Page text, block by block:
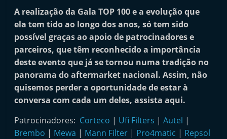
p
n
d
e
n
t
e
d
A realização da Gala TOP 100 e a evolução que
ela tem tido ao longo dos anos, só tem sido
possível graças ao apoio de patrocinadores e
parceiros, que têm reconhecido a importância
deste evento que já se tornou numa tradição no
panorama do aftermarket nacional. Assim, não
quisemos perder a oportunidade de estar à
conversa com cada um deles, assista aqui.
Patrocinadores: Corteco | Ufi Filters |Autel |
Brembo | Mewa | Mann Filter | Pro4matic | Repsol